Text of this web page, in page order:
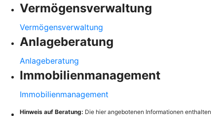
Vermögensverwaltung
Vermögensverwaltung
Anlageberatung
Anlageberatung
Immobilienmanagement
Immobilienmanagement
Hinweis auf Beratung: Die hier angebotenen Informationen enthalten